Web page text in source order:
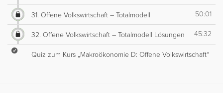
31. Offene Volkswirtschaft – Totalmodell 50:01
32. Offene Volkswirtschaft – Totalmodell Lösungen 45:32
Quiz zum Kurs „Makroökonomie D: Offene Volkswirtschaft“